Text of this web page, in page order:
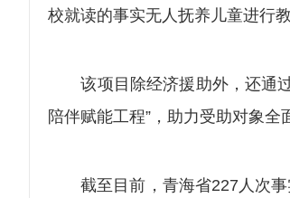
校就读的事实无人抚养儿童进行
该项目除经济援助外，还通过
陪伴赋能工程”，助力受助对象全
截至目前，青海省227人次事